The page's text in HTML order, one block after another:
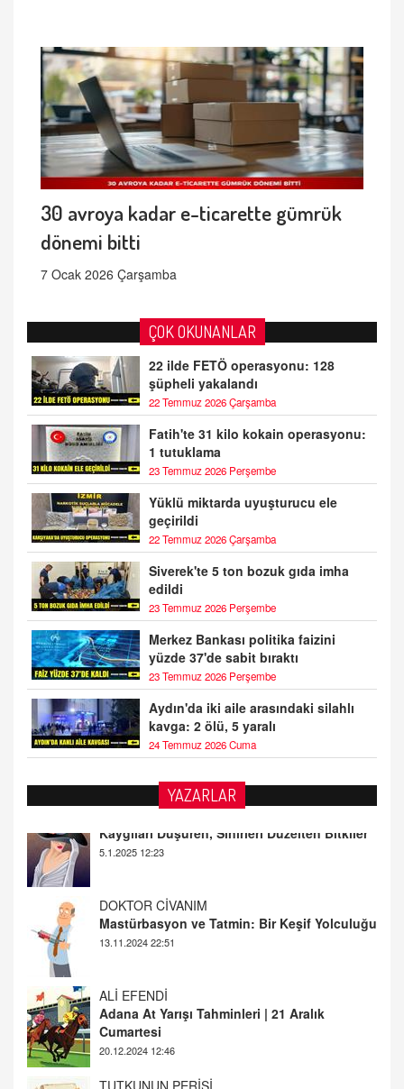
30 avroya kadar e-ticarette gümrük
dönemi bitti
7 Ocak 2026 Çarşamba
ÇOK OKUNANLAR
22 ilde FETÖ operasyonu: 128
şüpheli yakalandı
22 Temmuz 2026 Çarşamba
Fatih'te 31 kilo kokain operasyonu:
1 tutuklama
23 Temmuz 2026 Perşembe
Yüklü miktarda uyuşturucu ele
geçirildi
22 Temmuz 2026 Çarşamba
Siverek'te 5 ton bozuk gıda imha
edildi
23 Temmuz 2026 Perşembe
Merkez Bankası politika faizini
yüzde 37'de sabit bıraktı
23 Temmuz 2026 Perşembe
Aydın'da iki aile arasındaki silahlı
kavga: 2 ölü, 5 yaralı
24 Temmuz 2026 Cuma
YAZARLAR
DOKTOR CİVANIM
Mastürbasyon ve Tatmin: Bir Keşif Yolculuğu
ALİ EFENDİ
Adana At Yarışı Tahminleri | 21 Aralık
20.12.2024 12:46
TUTKUNUN PERİSİ
Sağlıklı Bir Cinsel Yaşam ile İlgili Bilinmesi
Gerekenler
08.11.2024 13:16